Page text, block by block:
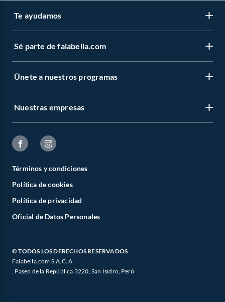
Te ayudamos
Sé parte de falabella.com
Únete a nuestros programas
Nuestras empresas
Términos y condiciones
Política de cookies
Política de privacidad
Oficial de Datos Personales
© TODOS LOS DERECHOS RESERVADOS
Falabella.com S.A.C. A
. Paseo de la República 3220, San Isidro, Perú